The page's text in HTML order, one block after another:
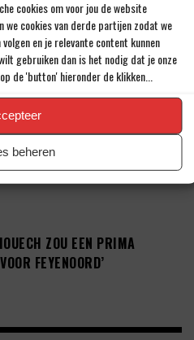
cookies om voor jou de website
cookies van derde partijen zodat we
en je relevante content kunnen
gebruiken dan is het nodig dat je onze
de 'button' hieronder de klikken...
beheren
GAAN VERSTERKEN MET 29-
CAMARA’
(29) TEKENT VOOR VIER
ZOU EEN PRIMA
FEYENOORD’